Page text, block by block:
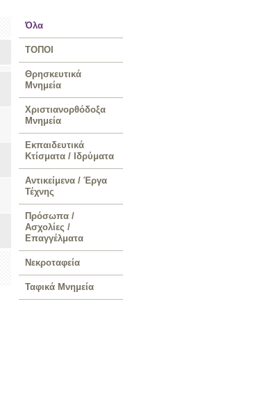
Όλα
ΤΟΠΟΙ
Θρησκευτικά
Μνημεία
Χριστιανορθόδοξα
Μνημεία
Εκπαιδευτικά
Κτίσματα / Ιδρύματα
Αντικείμενα / Έργα
Τέχνης
Πρόσωπα /
Ασχολίες /
Επαγγέλματα
Νεκροταφεία
Ταφικά Μνημεία